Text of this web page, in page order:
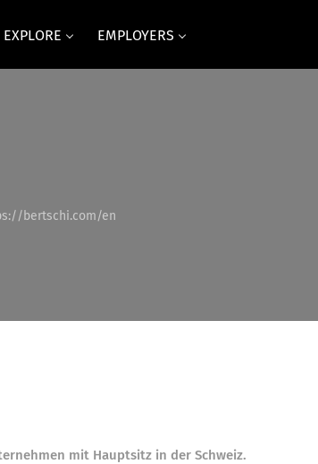
EXPLORE EMPLOYERS
bertschi.com/en
mit Hauptsitz in der Schweiz.